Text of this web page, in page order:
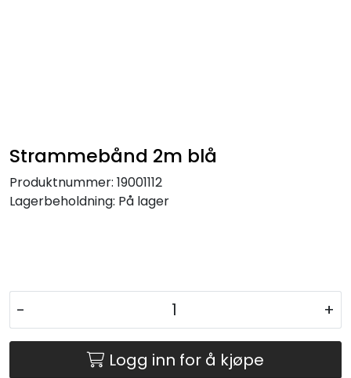
Strammebånd 2m blå
Produktnummer: 19001112
Lagerbeholdning: På lager
- +
Logg inn for å kjøpe